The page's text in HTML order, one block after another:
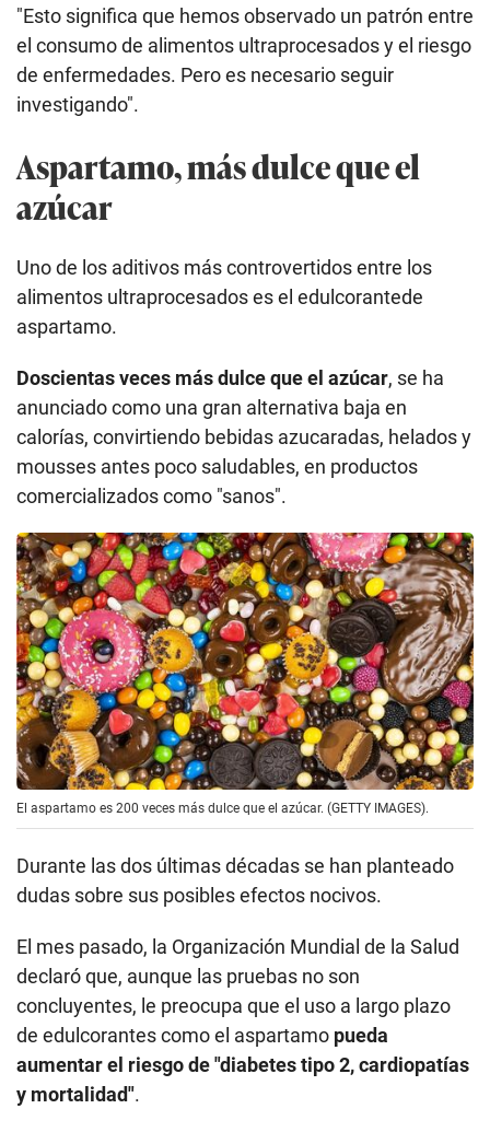
"Esto significa que hemos observado un patrón entre
el consumo de alimentos ultraprocesados y el riesgo
de enfermedades. Pero es necesario seguir
investigando".
Aspartamo, más dulce que el
azúcar
Uno de los aditivos más controvertidos entre los
alimentos ultraprocesados es el edulcorantede
aspartamo.
Doscientas veces más dulce que el azúcar, se ha
anunciado como una gran alternativa baja en
calorías, convirtiendo bebidas azucaradas, helados y
mousses antes poco saludables, en productos
comercializados como "sanos".
El aspartamo es 200 veces más dulce que el azúcar. (GETTY IMAGES).
Durante las dos últimas décadas se han planteado
dudas sobre sus posibles efectos nocivos.
El mes pasado, la Organización Mundial de la Salud
declaró que, aunque las pruebas no son
concluyentes, le preocupa que el uso a largo plazo
de edulcorantes como el aspartamo pueda
aumentar el riesgo de "diabetes tipo 2, cardiopatías
y mortalidad".